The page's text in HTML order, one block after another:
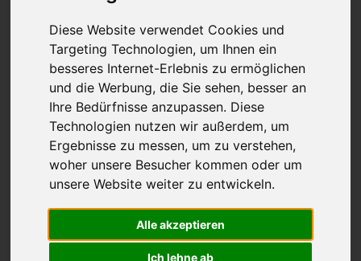
Diese Website verwendet Cookies und
Targeting Technologien, um Ihnen ein
besseres Internet-Erlebnis zu ermöglichen
und die Werbung, die Sie sehen, besser an
Ihre Bedürfnisse anzupassen. Diese
Technologien nutzen wir außerdem, um
Ergebnisse zu messen, um zu verstehen,
woher unsere Besucher kommen oder um
unsere Website weiter zu entwickeln.
Alle akzeptieren
Ich lehne ab
Pneumologie
inklusive Leitung des
Fachbereiches
(m/w/d) 100%
Job Details: Ärztejobs
CLJ-MM 41065
23.10.2025 Region: